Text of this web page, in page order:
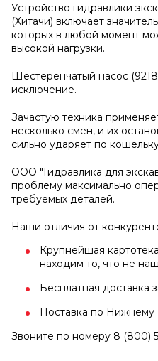
Устройство гидравлики
(Хитачи) включает
которых в любой момент
высокой нагрузки.
Шестеренчатый насос
исключение.
Зачастую техника
несколько смен, и их
сильно ударяет по
ООО "Гидравлика для
проблему максимально
требуемых деталей.
Наши отличия от
Крупнейшая
находим то, что не
Бесплатная доставка
Поставка по Нижнему
Звоните по номеру 8 (800)